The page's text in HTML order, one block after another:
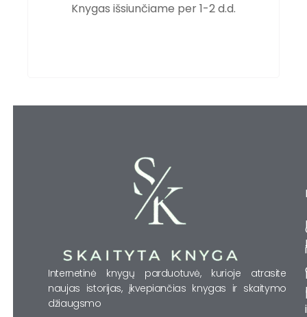
Knygas išsiunčiame per 1-2 d.d.
Internetinė knygų parduotuvė, kurioje atrasite
naujas istorijas, įkvepiančias knygas ir skaitymo
džiaugsmo